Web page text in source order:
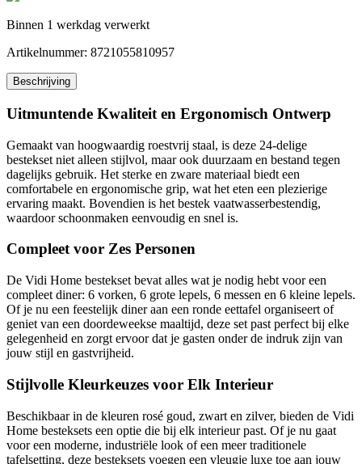
Binnen 1 werkdag verwerkt
Artikelnummer: 8721055810957
Beschrijving
Uitmuntende Kwaliteit en Ergonomisch Ontwerp
Gemaakt van hoogwaardig roestvrij staal, is deze 24-delige
bestekset niet alleen stijlvol, maar ook duurzaam en bestand tegen
dagelijks gebruik. Het sterke en zware materiaal biedt een
comfortabele en ergonomische grip, wat het eten een plezierige
ervaring maakt. Bovendien is het bestek vaatwasserbestendig,
waardoor schoonmaken eenvoudig en snel is.
Compleet voor Zes Personen
De Vidi Home bestekset bevat alles wat je nodig hebt voor een
compleet diner: 6 vorken, 6 grote lepels, 6 messen en 6 kleine lepels.
Of je nu een feestelijk diner aan een ronde eettafel organiseert of
geniet van een doordeweekse maaltijd, deze set past perfect bij elke
gelegenheid en zorgt ervoor dat je gasten onder de indruk zijn van
jouw stijl en gastvrijheid.
Stijlvolle Kleurkeuzes voor Elk Interieur
Beschikbaar in de kleuren rosé goud, zwart en zilver, bieden de Vidi
Home besteksets een optie die bij elk interieur past. Of je nu gaat
voor een moderne, industriële look of een meer traditionele
tafelsetting, deze besteksets voegen een vleugje luxe toe aan jouw